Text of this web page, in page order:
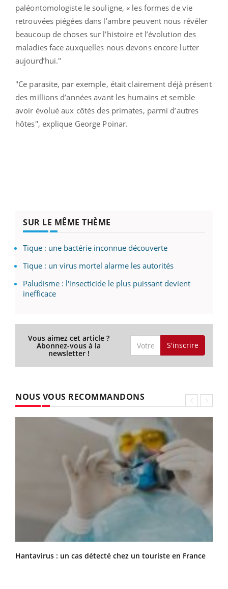
paléontomologiste le souligne, « les formes de vie
retrouvées piégées dans l’ambre peuvent nous révéler
beaucoup de choses sur l’histoire et l’évolution des
maladies face auxquelles nous devons encore lutter
aujourd’hui."
"Ce parasite, par exemple, était clairement déjà présent
des millions d’années avant les humains et semble
avoir évolué aux côtés des primates, parmi d’autres
hôtes", explique George Poinar.
SUR LE MÊME THÈME
Tique : une bactérie inconnue découverte
Tique : un virus mortel alarme les autorités
Paludisme : l'insecticide le plus puissant devient
inefficace
Vous aimez cet article ?
Abonnez-vous à la
newsletter !
S'inscrire
NOUS VOUS RECOMMANDONS
Hantavirus : un cas détecté chez un touriste en France